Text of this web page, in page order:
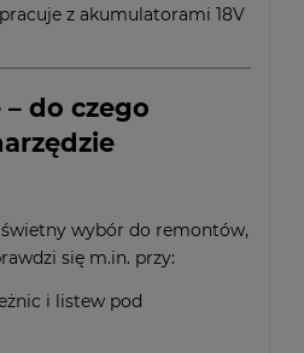
z akumulatorami 18V
do czego
świetny wybór do remontów,
się m.in. przy:
i listew pod